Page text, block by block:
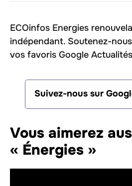
ECOinfos Energies
indépendant. Soutenez-
vos favoris Google
Suivez-nous sur
Vous aimerez
« Énergies »